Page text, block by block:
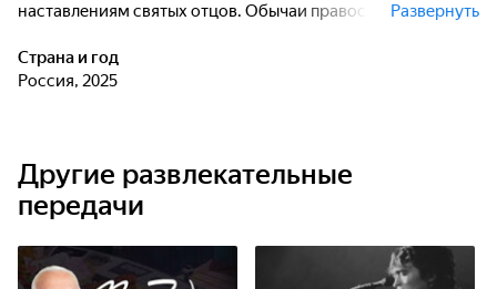
наставлениям святых отцов. Обычаи православной кухни
только многовековой опыт монастырских традиций, но и
духовные принципы христианского целомудрия и
Развернуть
Страна и год
Россия, 2025
Другие развлекательные
передачи